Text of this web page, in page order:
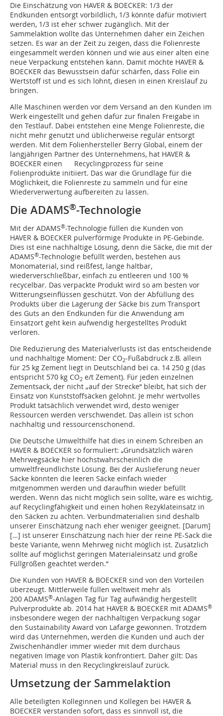
Die Einschätzung von HAVER & BOECKER: 1/3 der
Endkunden entsorgt vorbildlich, 1/3 könnte dafür motiviert
werden, 1/3 ist eher schwer zugänglich. Mit der
Sammelaktion wollte das Unternehmen daher ein Zeichen
setzen. Es war an der Zeit zu zeigen, dass die Folienreste
eingesammelt werden können und wie aus einer alten eine
neue Verpackung entstehen kann. Damit möchte HAVER &
BOECKER das Bewusstsein dafür schärfen, dass Folie ein
Wertstoff ist und es sich lohnt, diesen in einen Kreislauf zu
bringen.
Alle Maschinen werden vor dem Versand an den Kunden im
Werk eingestellt und gehen dafür zur finalen Freigabe in
den Testlauf. Dabei entstehen eine Menge Folienreste, die
nicht mehr genutzt und üblicherweise regulär entsorgt
werden. Mit dem Folienhersteller Berry Global, einem der
langjährigen Partner des Unternehmens, hat HAVER &
BOECKER einen Recyclingprozess für seine
Folienprodukte initiiert. Das war die Grundlage für die
Möglichkeit, die Folienreste zu sammeln und für eine
Wiederverwertung aufbereiten zu lassen.
Die ADAMS®-Technologie
Mit der ADAMS®-Technologie füllen die Kunden von
HAVER & BOECKER pulverförmige Produkte in PE-Gebinde.
Dies ist eine nachhaltige Lösung, denn die Säcke, die mit der
ADAMS®-Technologie befüllt werden, bestehen aus
Monomaterial, sind reißfest, lange haltbar,
wiederverschließbar, einfach zu entleeren und 100 %
recycelbar. Das verpackte Produkt wird so am besten vor
Witterungseinflüssen geschützt. Von der Abfüllung des
Produkts über die Lagerung der Säcke bis zum Transport
des Guts an den Endkunden für die Anwendung am
Einsatzort geht kein aufwendig hergestelltes Produkt
verloren.
Die Reduzierung des Materialverlusts ist das entscheidende
und nachhaltige Moment: Der CO2-Fußabdruck z.B. allein
für 25 kg Zement liegt in Deutschland bei ca. 14 250 g (das
entspricht 570 kg CO2 e/t Zement). Für jeden einzelnen
Zementsack, der nicht „auf der Strecke“ bleibt, hat sich der
Einsatz von Kunststoffsäcken gelohnt. Je mehr wertvolles
Produkt tatsächlich verwendet wird, desto weniger
Ressourcen werden verschwendet. Das allein ist schon
nachhaltig und ressourcenschonend.
Die Deutsche Umwelthilfe hat dies in einem Schreiben an
HAVER & BOECKER so formuliert: „Grundsätzlich wären
Mehrwegsäcke hier höchstwahrscheinlich die
umweltfreundlichste Lösung. Bei der Auslieferung neuer
Säcke könnten die leeren Säcke einfach wieder
mitgenommen werden und daraufhin wieder befüllt
werden. Wenn das nicht möglich sein sollte, wäre es wichtig,
auf Recyclingfähigkeit und einen hohen Rezyklateinsatz in
den Säcken zu achten. Verbundmaterialien sind deshalb
unserer Einschätzung nach eher weniger geeignet. [Darum]
[…] ist unserer Einschätzung nach hier der reine PE-Sack die
beste Variante, wenn Mehrweg nicht möglich ist. Zusätzlich
sollte auf möglichst geringen Materialeinsatz und große
Füllgrößen geachtet werden.“
Die Kunden von HAVER & BOECKER sind von den Vorteilen
überzeugt. Mittlerweile füllen weltweit mehr als
200 ADAMS®-Anlagen Tag für Tag aufwändig hergestellt
Pulverprodukte ab. 2014 hat HAVER & BOECKER mit ADAMS®
insbesondere wegen der nachhaltigen Verpackung sogar
den Sustainability Award von Lafarge gewonnen. Trotzdem
wird das Unternehmen, werden die Kunden und auch der
Zwischenhändler immer wieder mit dem durchaus
negativen Image von Plastik konfrontiert. Daher gilt: Das
Material muss in den Recyclingkreislauf zurück.
Umsetzung der Sammelaktion
Alle beteiligten Kolleginnen und Kollegen bei HAVER &
BOECKER verstanden sofort, dass es sinnvoll ist, die